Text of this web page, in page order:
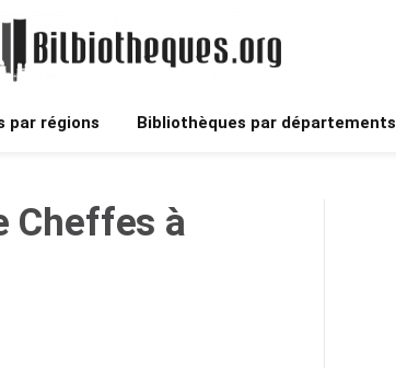
par régions Bibliothèques par départements
Cheffes à